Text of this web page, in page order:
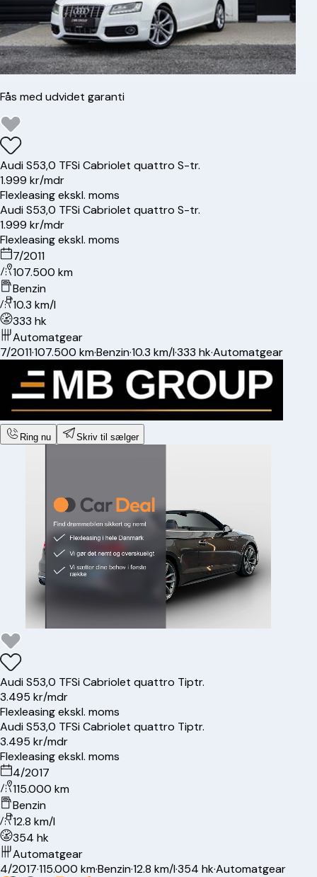
Fås med udvidet garanti
AudiS53,0 TFSi Cabriolet quattro S-tr.
1.999 kr/mdr
Flexleasing ekskl. moms
AudiS53,0 TFSi Cabriolet quattro S-tr.
1.999 kr/mdr
Flexleasing ekskl. moms
7/2011
107.500 km
Benzin
10.3 km/l
333 hk
Automatgear
7/2011·107.500 km·Benzin·10.3 km/l·333 hk·Automatgear
Ring nu Skriv til sælger
AudiS53,0 TFSi Cabriolet quattro Tiptr.
3.495 kr/mdr
Flexleasing ekskl. moms
AudiS53,0 TFSi Cabriolet quattro Tiptr.
3.495 kr/mdr
Flexleasing ekskl. moms
4/2017
115.000 km
Benzin
12.8 km/l
354 hk
Automatgear
4/2017·115.000 km·Benzin·12.8 km/l·354 hk·Automatgear